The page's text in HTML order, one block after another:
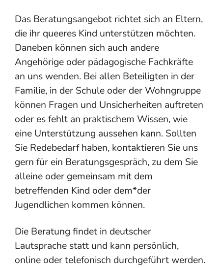
Das Beratungsangebot richtet sich an Eltern,
die ihr queeres Kind unterstützen möchten.
Daneben können sich auch andere
Angehörige oder pädagogische Fachkräfte
an uns wenden. Bei allen Beteiligten in der
Familie, in der Schule oder der Wohngruppe
können Fragen und Unsicherheiten auftreten
oder es fehlt an praktischem Wissen, wie
eine Unterstützung aussehen kann. Sollten
Sie Redebedarf haben, kontaktieren Sie uns
gern für ein Beratungsgespräch, zu dem Sie
alleine oder gemeinsam mit dem
betreffenden Kind oder dem*der
Jugendlichen kommen können.
Die Beratung findet in deutscher
Lautsprache statt und kann persönlich,
online oder telefonisch durchgeführt werden.